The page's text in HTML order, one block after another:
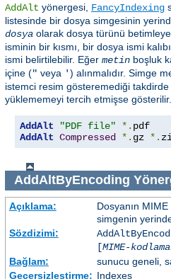
AddAlt yönergesi, FancyIndexing
listesinde bir dosya simgesinin
dosya olarak dosya türünü
isminin bir kısmı, bir dosya ismi
ismi belirtilebilir. Eğer metin boşluk
içine (" veya ') alınmalıdır. Simge
istemci resim gösteremediği takdirde
yüklememeyi tercih etmişse gösterilir.
AddAlt "PDF file" *.
AddAlt Compressed *. gz *.
AddAltByEncoding
Açıklama:
Dosyanın
simgenin
Sözdizimi:
[MIME-
Bağlam:
sunucu geneli,
Geçersizleştirme: Indexes